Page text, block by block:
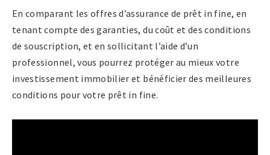
En comparant les offres d’assurance de prêt in fine, en
tenant compte des garanties, du coût et des conditions
de souscription, et en sollicitant l’aide d’un
professionnel, vous pourrez protéger au mieux votre
investissement immobilier et bénéficier des meilleures
conditions pour votre prêt in fine.